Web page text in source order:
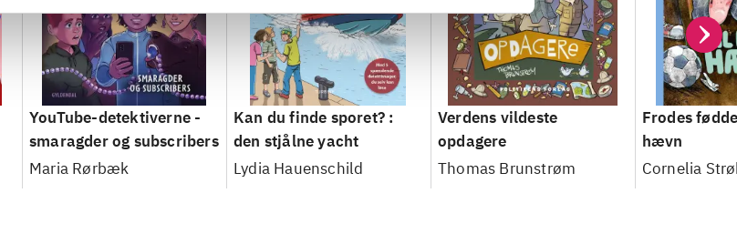
YouTube-detektiverne -
smaragder og subscribers
Maria Rørbæk
Kan du finde sporet? :
den stjålne yacht
Lydia Hauenschild
Verdens vildeste
opdagere
Thomas Brunstrøm
Frodes
hævn
Cornelia